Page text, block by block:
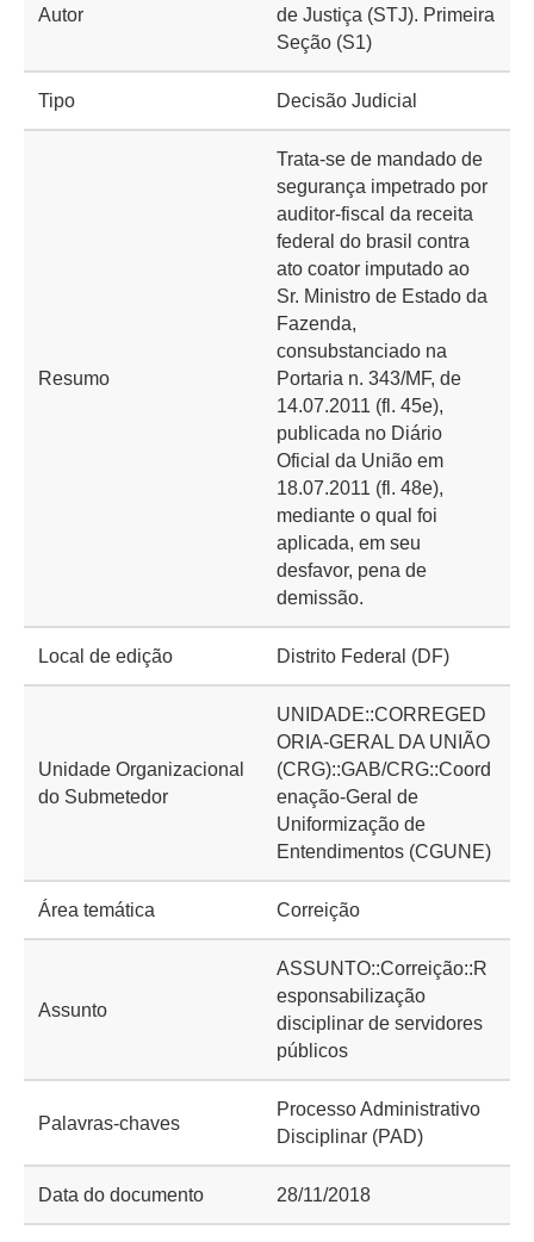
Autor
de Justiça (STJ). Primeira
Seção (S1)
Tipo Decisão Judicial
Resumo
Trata-se de mandado de
segurança impetrado por
auditor-fiscal da receita
federal do brasil contra
ato coator imputado ao
Sr. Ministro de Estado da
Fazenda,
consubstanciado na
Portaria n. 343/MF, de
14.07.2011 (fl. 45e),
publicada no Diário
Oficial da União em
18.07.2011 (fl. 48e),
mediante o qual foi
aplicada, em seu
desfavor, pena de
demissão.
Local de edição Distrito Federal (DF)
Unidade Organizacional
do Submetedor
UNIDADE::CORREGED
ORIA-GERAL DA UNIÃO
(CRG)::GAB/CRG::Coord
enação-Geral de
Uniformização de
Entendimentos (CGUNE)
Área temática Correição
Assunto
ASSUNTO::Correição::R
esponsabilização
disciplinar de servidores
públicos
Palavras-chaves
Processo Administrativo
Disciplinar (PAD)
Data do documento 28/11/2018